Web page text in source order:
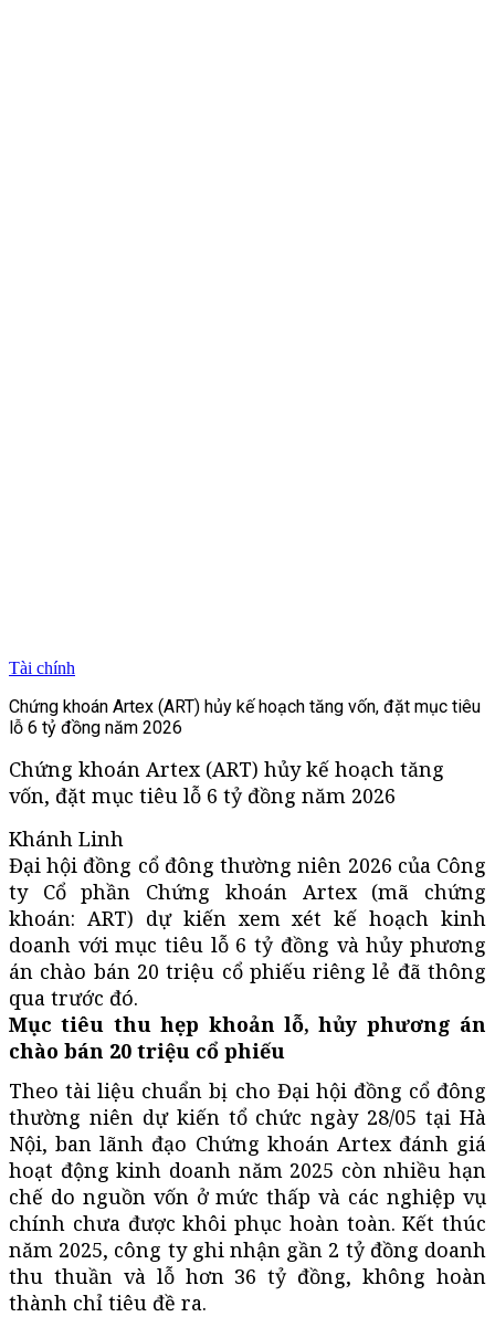
Tài chính
Chứng khoán Artex (ART) hủy kế hoạch tăng vốn, đặt mục tiêu
lỗ 6 tỷ đồng năm 2026
Chứng khoán Artex (ART) hủy kế hoạch tăng
vốn, đặt mục tiêu lỗ 6 tỷ đồng năm 2026
Khánh Linh
Đại hội đồng cổ đông thường niên 2026 của Công
ty Cổ phần Chứng khoán Artex (mã chứng
khoán: ART) dự kiến xem xét kế hoạch kinh
doanh với mục tiêu lỗ 6 tỷ đồng và hủy phương
án chào bán 20 triệu cổ phiếu riêng lẻ đã thông
qua trước đó.
Mục tiêu thu hẹp khoản lỗ, hủy phương án
chào bán 20 triệu cổ phiếu
Theo tài liệu chuẩn bị cho Đại hội đồng cổ đông
thường niên dự kiến tổ chức ngày 28/05 tại Hà
Nội, ban lãnh đạo Chứng khoán Artex đánh giá
hoạt động kinh doanh năm 2025 còn nhiều hạn
chế do nguồn vốn ở mức thấp và các nghiệp vụ
chính chưa được khôi phục hoàn toàn. Kết thúc
năm 2025, công ty ghi nhận gần 2 tỷ đồng doanh
thu thuần và lỗ hơn 36 tỷ đồng, không hoàn
thành chỉ tiêu đề ra.